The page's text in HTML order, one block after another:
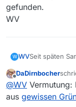
gefunden.
WV
W WVSeit späten
anlegen. Ich
WV
Offline
DaDirnbocher
@WV Vermutung:
aus gewissen